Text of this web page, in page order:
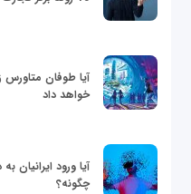
آیا طوفان متاورس
خواهد داد
آیا ورود ایرانیان
چگونه؟